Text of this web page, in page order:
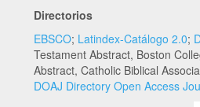
Directorios
EBSCO; Latindex-Catálogo 2.0;
Testament Abstract, Boston
Abstract, Catholic Biblical
DOAJ Directory Open Access